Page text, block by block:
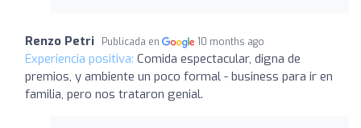
Renzo Petri Publicada en 10 months ago
Experiencia positiva: Comida espectacular, digna de
premios, y ambiente un poco formal - business para ir en
familia, pero nos trataron genial.